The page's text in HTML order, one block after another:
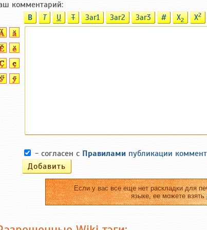
комментарий:
B T U T Заг1 Заг2 Заг3 # X2 X2
- согласен с Правилами публикации
Если у вас все еще нет раскладки для
языке, ее можете взять